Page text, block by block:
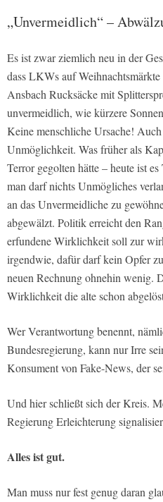
„Unvermeidlich“ –
Es ist zwar ziemlich neu in der
dass LKWs auf
Ansbach Rucksäcke mit
unvermeidlich, wie kürzere
Keine menschliche Ursache!
Unmöglichkeit. Was früher als
Terror gegolten hätte – heute ist
man darf nichts Unmögliches
an das Unvermeidliche zu
abgewälzt. Politik erreicht den
erfundene Wirklichkeit soll zur
irgendwie, dafür darf kein Opfer
neuen Rechnung ohnehin wenig.
Wirklichkeit die alte schon
Wer Verantwortung benennt,
Bundesregierung, kann nur Irre
Konsument von Fake-News, der
Und hier schließt sich der Kreis.
Regierung Erleichterung
Alles ist gut.
Man muss nur fest genug daran